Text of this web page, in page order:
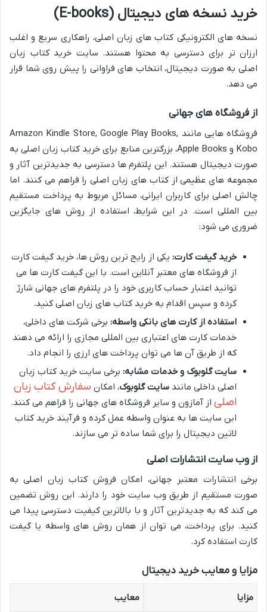
خرید نسخه های دیجیتال (E-books)
نسخه های الکترونیکی کتاب های زبان اصلی، راهکاری سریع و اغلب
ارزان تر برای دسترسی به محتوا هستند. سایت خرید کتاب زبان
اصلی به صورت دیجیتال، انتخاب های فراوانی را پیش روی شما قرار
می دهد.
از فروشگاه های جهانی
فروشگاه هایی مانند Amazon Kindle Store, Google Play Books,
Kobo و Apple Books، بزرگترین منابع برای خرید کتاب زبان اصلی به
صورت دیجیتال هستند. این پلتفرم ها دسترسی به جدیدترین آثار و
مجموعه های عظیمی از کتاب های زبان اصلی را فراهم می کنند. اما
چالش اصلی برای کاربران ایرانی، مسائل مربوط به پرداخت مستقیم
بین المللی است. در این شرایط، استفاده از روش های جایگزین
ضروری می شود:
خرید گیفت کارت: یکی از رایج ترین روش ها، خرید گیفت کارت
از فروشگاه های معتبر آنلاین است. با این گیفت کارت ها می
توانید اعتبار حساب کاربری خود را در پلتفرم های جهانی شارژ
کرده و سپس اقدام به خرید کتاب های زبان اصلی کنید.
استفاده از کارت های بانکی واسطه: برخی شرکت های داخلی،
خدمات کارت های اعتباری بین المللی مجازی را ارائه می دهند
که از طریق آن ها می توان پرداخت های ارزی را انجام داد.
سایت گلوبوک و خدمات مشابه: برخی سایت خرید کتاب زبان
اصلی داخلی مانند سایت گلوبوک، امکان سفارش کتاب زبان
اصلی از آمازون و سایر فروشگاه های جهانی را فراهم می کنند.
این سایت ها به عنوان واسطه عمل کرده و فرآیند خرید کتاب
لاتین دیجیتال را برای شما ساده تر می سازند.
از وب سایت انتشارات اصلی
برخی انتشارات معتبر جهانی، امکان فروش کتاب زبان اصلی به
صورت مستقیم از طریق وب سایت خود را دارند. این روش تضمین
می کند که به جدیدترین آثار و با بالاترین کیفیت دسترسی پیدا می
کنید. برای پرداخت، می توان از همان روش های واسطه یا گیفت
کارت استفاده کرد.
مزایا و معایب خرید دیجیتال
مزایا معایب